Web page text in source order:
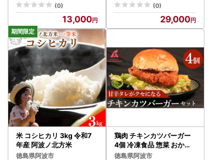
(0)
13,000
(0)
29,000
米 コシヒカリ 3kg 令和7
年産 阿波ノ北方米
徳島県阿波市
鶏肉 チキンカツバーガー
4個 冷凍食品 惣菜 おかず
国産 鶏肉
徳島県阿波市